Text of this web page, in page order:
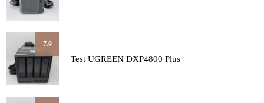
7.9
Test UGREEN DXP4800 Plus